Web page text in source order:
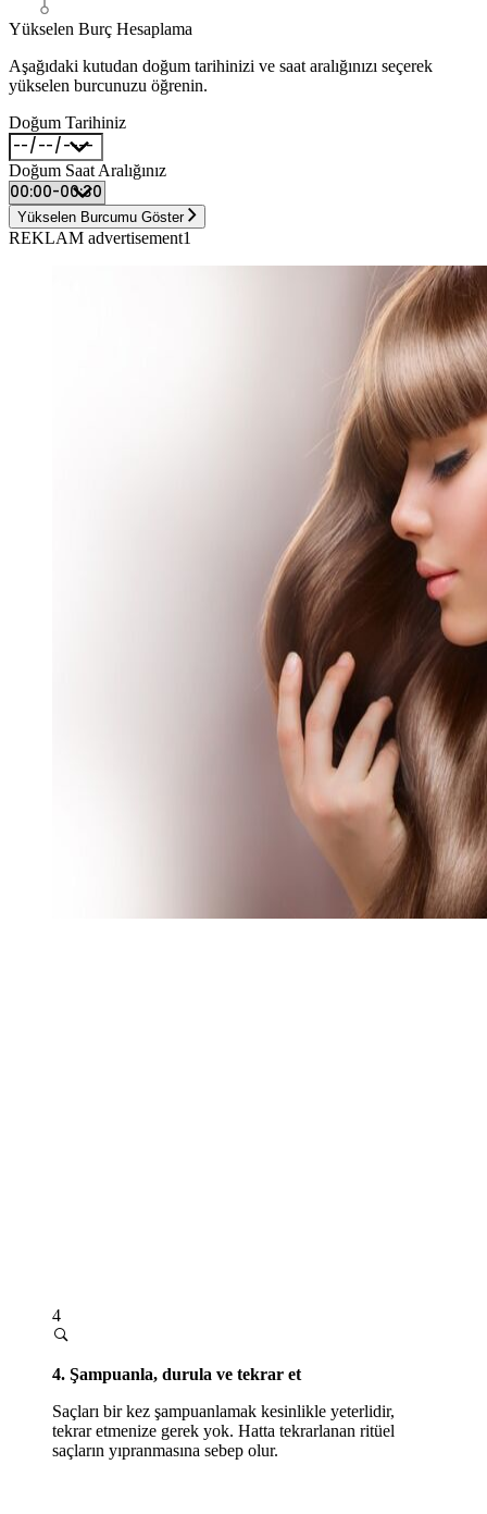
Yükselen Burç Hesaplama
Aşağıdaki kutudan doğum tarihinizi ve saat aralığınızı seçerek
yükselen burcunuzu öğrenin.
Doğum Tarihiniz
Doğum Saat Aralığınız
Yükselen Burcumu Göster
REKLAM advertisement1
4
4. Şampuanla, durula ve tekrar et
Saçları bir kez şampuanlamak kesinlikle yeterlidir,
tekrar etmenize gerek yok. Hatta tekrarlanan ritüel
saçların yıpranmasına sebep olur.